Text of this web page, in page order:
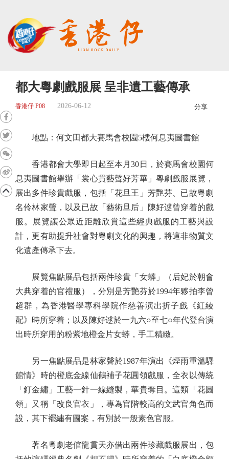
都大粵劇戲服展 呈非遺工藝傳承
香港仔 P08 2026-06-12 分享
地點：何文田都大賽馬會校園5樓何息夷圖書館
香港都會大學即日起至本月30日，於賽馬會校園何
息夷圖書館舉辦「裳心貫藝聲好芳華」粵劇戲服展覽，
展出多件珍貴戲服，包括「花旦王」芳艷芬、已故粵劇
名伶林家聲，以及已故「藝術旦后」陳好逑曾穿着的戲
服。展覽讓公眾近距離欣賞這些經典戲服的工藝與設
計，更有助提升社會對粵劇文化的興趣，將這非物質文
化遺產傳承下去。
展覽焦點展品包括兩件珍貴「女蟒」（后妃於朝會
大典穿着的官禮服），分別是芳艷芬於1994年夥拍李曾
超群，為香港醫學專科學院作慈善演出折子戲《紅綾
配》時所穿着；以及陳好逑於一九六○至七○年代登台演
出時所穿用的粉紫地橙金片女蟒，手工精緻。
另一焦點展品是林家聲於1987年演出《煙雨重溫驛
館情》時的橙底金線仙鶴補子花圓領戲服，全衣以傳統
「釘金繡」工藝一針一線縫製，華貴奪目。這類「花圓
領」又稱「改良官衣」，專為官階較高的文武官角色而
設，其下襬繡有圖案，有別於一般素色官服。
著名粵劇老倌龍貫天亦借出兩件珍藏戲服展出，包